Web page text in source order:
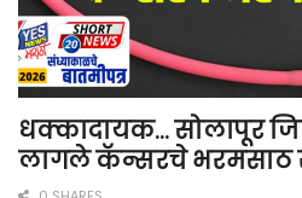
धक्कादायक… सोलापूर
लागले कॅन्सरचे भरमसाठ